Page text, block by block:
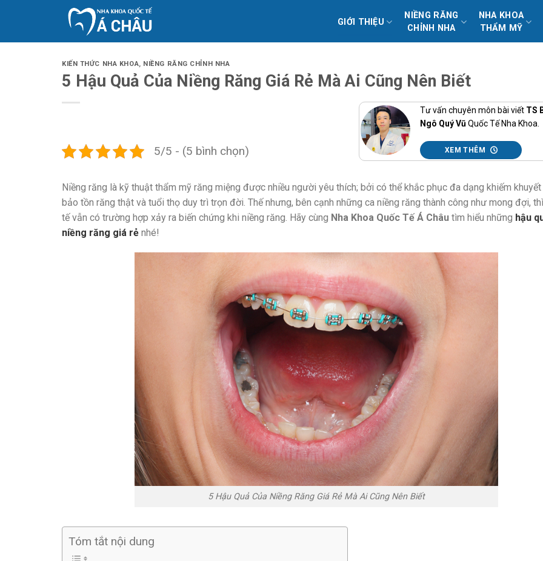
GIỚI THIỆU
NIỀNG RĂNG
CHỈNH NHA
NHA KHOA
THẨM MỸ
KIẾN THỨC NHA KHOA, NIỀNG RĂNG CHỈNH NHA
5 Hậu Quả Của Niềng Răng Giá Rẻ Mà Ai Cũng Nên Biết
Tư vấn chuyên môn bài viết TS
Ngô Quý VũQuốc Tế Nha Khoa.
XEM THÊM
5/5 - (5 bình chọn)
Niềng răng là kỹ thuật thẩm mỹ răng miệng được nhiều người yêu thích; bởi có thể khắc phục đa dạng khiếm khuyết
bảo tồn răng thật và tuổi thọ duy trì trọn đời. Thế nhưng, bên cạnh những ca niềng răng thành công như mong đợi,
tế vẫn có trường hợp xảy ra biến chứng khi niềng răng. Hãy cùng Nha Khoa Quốc Tế Á Châu tìm hiểu những hậu
niềng răng giá rẻ nhé!
5 Hậu Quả Của Niềng Răng Giá Rẻ Mà Ai Cũng Nên Biết
Tóm tắt nội dung